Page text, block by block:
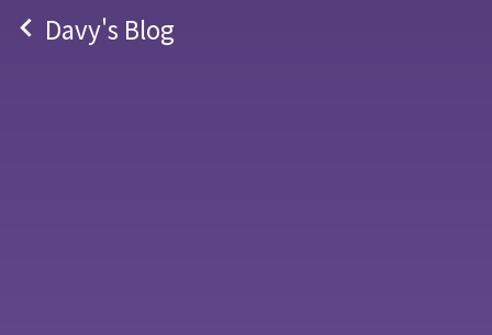
navigate_before Davy's Blog